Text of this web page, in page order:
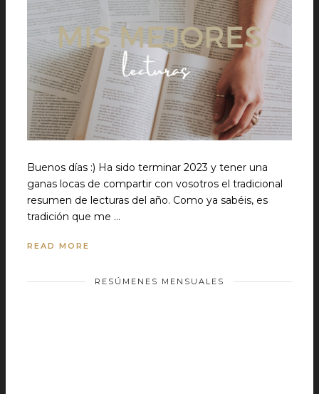
Buenos días :) Ha sido terminar 2023 y tener una
ganas locas de compartir con vosotros el tradicional
resumen de lecturas del año. Como ya sabéis, es
tradición que me …
READ MORE
RESÚMENES MENSUALES